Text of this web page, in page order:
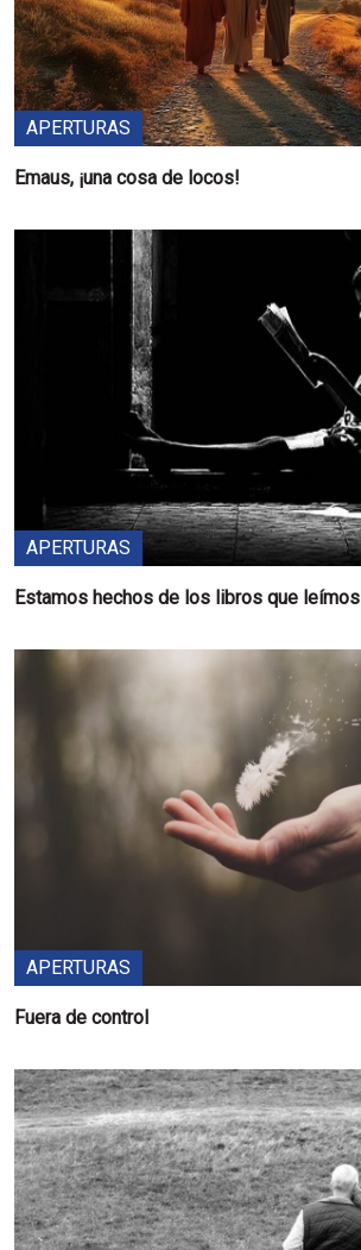
APERTURAS
Emaus, ¡una cosa de locos!
APERTURAS
Estamos hechos de los libros que leímos
APERTURAS
Fuera de control